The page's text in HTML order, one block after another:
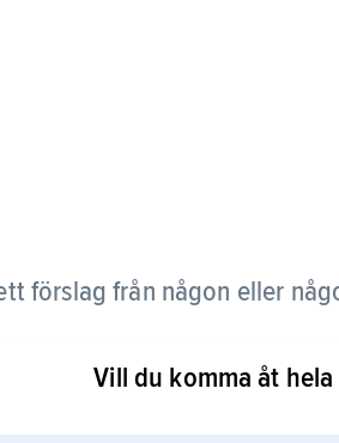
förslag från någon eller
Vill du komma åt